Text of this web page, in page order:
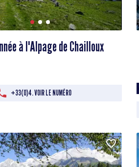
à l'Alpage de Chailloux
+33(0)4. VOIR LE NUMÉRO